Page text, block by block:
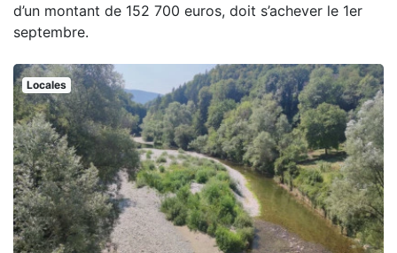
d’un montant de 152 700 euros, doit s’achever le 1er
septembre.
Locales